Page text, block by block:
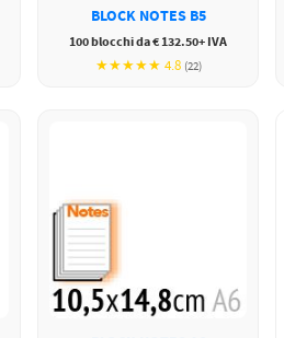
BLOCK NOTES B5
100 blocchi da € 132.50+ IVA
★★★★★ 4.8 (22)